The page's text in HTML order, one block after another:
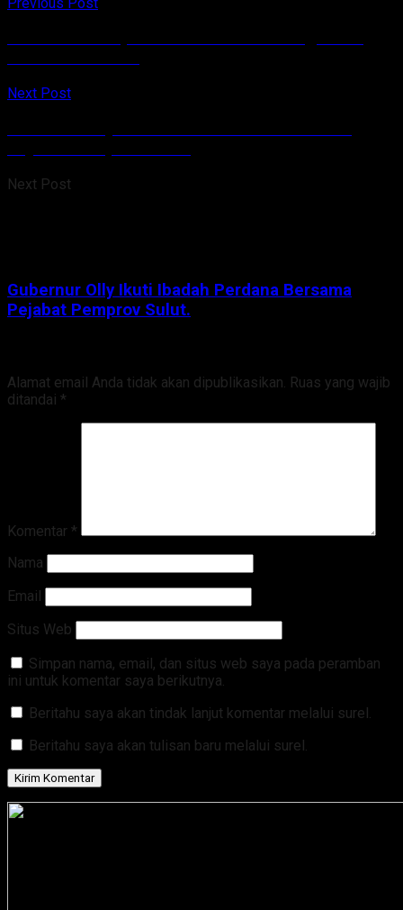
Next Post
Next Post
Gubernur Olly Ikuti Ibadah Perdana Bersama
Pejabat Pemprov Sulut.
Alamat email Anda tidak akan dipublikasikan. Ruas yang wajib
ditandai *
Komentar *
Nama
Email
Situs Web
Simpan nama, email, dan situs web saya pada peramban
ini untuk komentar saya berikutnya.
Beritahu saya akan tindak lanjut komentar melalui surel.
Beritahu saya akan tulisan baru melalui surel.